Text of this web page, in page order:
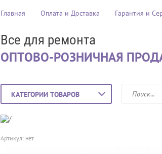
Главная Оплата и Доставка Гарантия и
Все для ремонта
ОПТОВО-РОЗНИЧНАЯ
КАТЕГОРИИ ТОВАРОВ
Артикул: нет